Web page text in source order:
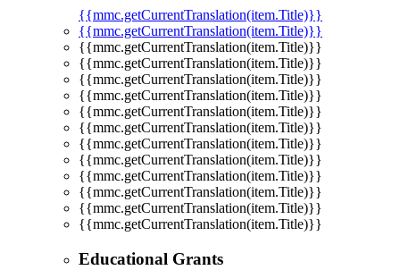
{{mmc.getCurrentTranslation(item.Title)}}
{{mmc.getCurrentTranslation(item.Title)}}
{{mmc.getCurrentTranslation(item.Title)}}
{{mmc.getCurrentTranslation(item.Title)}}
{{mmc.getCurrentTranslation(item.Title)}}
{{mmc.getCurrentTranslation(item.Title)}}
{{mmc.getCurrentTranslation(item.Title)}}
{{mmc.getCurrentTranslation(item.Title)}}
{{mmc.getCurrentTranslation(item.Title)}}
{{mmc.getCurrentTranslation(item.Title)}}
{{mmc.getCurrentTranslation(item.Title)}}
{{mmc.getCurrentTranslation(item.Title)}}
{{mmc.getCurrentTranslation(item.Title)}}
{{mmc.getCurrentTranslation(item.Title)}}
Educational Grants